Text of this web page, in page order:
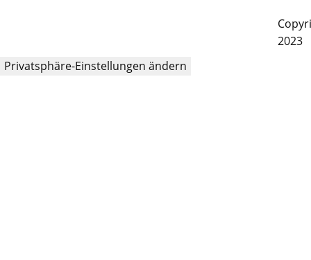
2023
Privatsphäre-Einstellungen ändern